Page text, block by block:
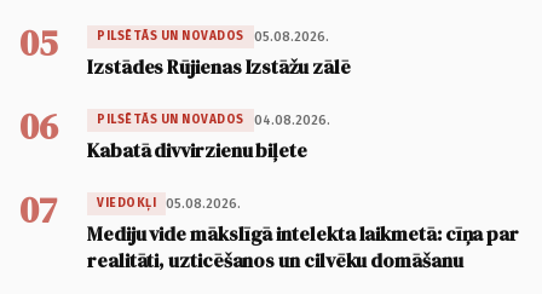
05 PILSĒTĀS UN NOVADOS 05.08.2026.
Izstādes Rūjienas Izstāžu zālē
06 PILSĒTĀS UN NOVADOS 04.08.2026.
Kabatā divvirzienu biļete
07 VIEDOKĻI 05.08.2026.
Mediju vide mākslīgā intelekta laikmetā: cīņa par
realitāti, uzticēšanos un cilvēku domāšanu